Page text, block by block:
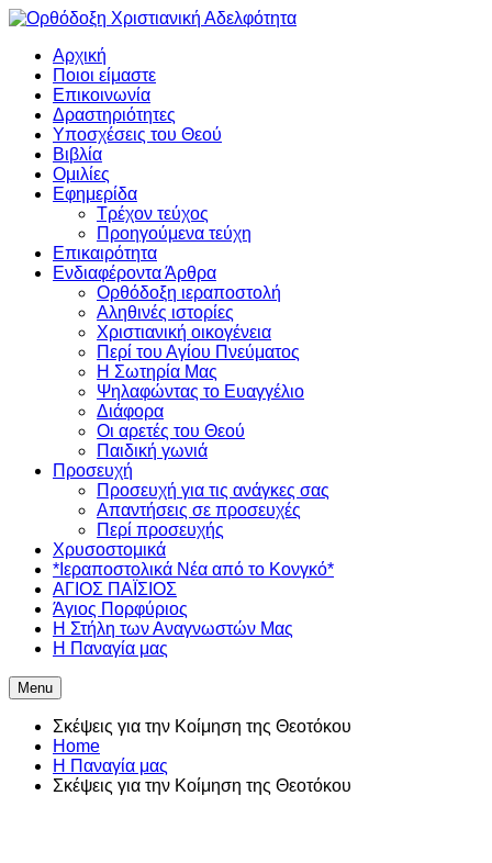
Αρχική
Ποιοι είμαστε
Επικοινωνία
Δραστηριότητες
Υποσχέσεις του Θεού
Βιβλία
Ομιλίες
Εφημερίδα
Τρέχον τεύχος
Προηγούμενα τεύχη
Επικαιρότητα
Ενδιαφέροντα Άρθρα
Ορθόδοξη ιεραποστολή
Αληθινές ιστορίες
Χριστιανική οικογένεια
Περί του Αγίου Πνεύματος
Η Σωτηρία Μας
Ψηλαφώντας το Ευαγγέλιο
Διάφορα
Οι αρετές του Θεού
Παιδική γωνιά
Προσευχή
Προσευχή για τις ανάγκες σας
Απαντήσεις σε προσευχές
Περί προσευχής
Χρυσοστομικά
*Ιεραποστολικά Νέα από το Κονγκό*
ΑΓΙΟΣ ΠΑΪΣΙΟΣ
Άγιος Πορφύριος
Η Στήλη των Αναγνωστών Mας
Η Παναγία μας
Menu
Σκέψεις για την Κοίμηση της Θεοτόκου
Home
Η Παναγία μας
Σκέψεις για την Κοίμηση της Θεοτόκου